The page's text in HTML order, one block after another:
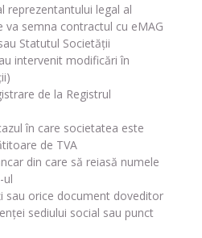
reprezentantului legal al
va semna contractul cu eMAG
Statutul Societății
intervenit modificări în
de la Registrul
în care societatea este
de TVA
din care să reiasă numele
ul
sau orice document doveditor
sediului social sau punct